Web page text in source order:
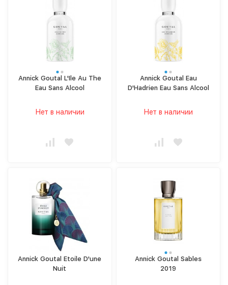
Annick Goutal L'Ile Au The
Eau Sans Alcool
Нет в наличии
Annick Goutal Eau
D'Hadrien Eau Sans Alcool
Нет в наличии
Annick Goutal Etoile D'une
Nuit
Annick Goutal Sables
2019